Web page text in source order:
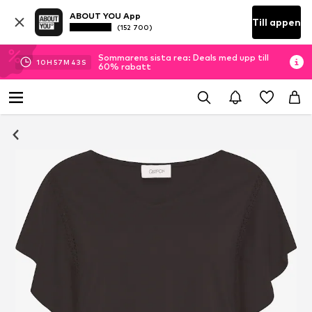
ABOUT YOU App
(152 700) Till appen
10H 57M 42 S
Sommarens sista rea: Deals med upp till
60% rabatt